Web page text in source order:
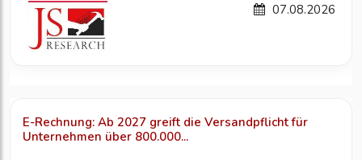
07.08.2026
E-Rechnung: Ab 2027 greift die Versandpflicht für
Unternehmen über 800.000...